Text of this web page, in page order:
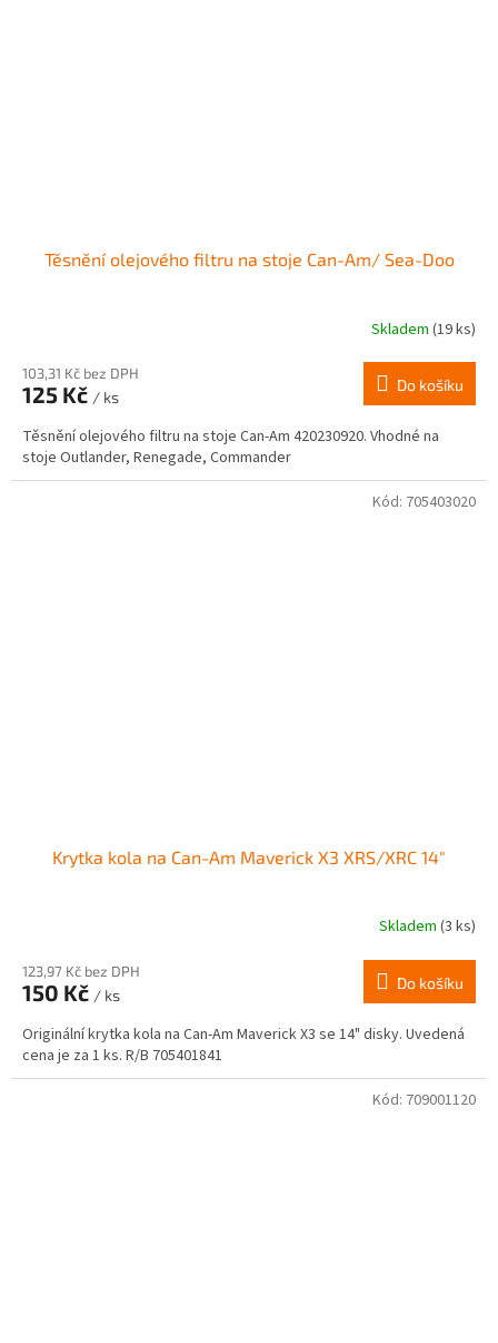
Těsnění olejového filtru na stoje Can-Am/ Sea-Doo
Skladem (19 ks)
103,31 Kč bez DPH
125 Kč / ks
Do košíku
Těsnění olejového filtru na stoje Can-Am 420230920. Vhodné na
stoje Outlander, Renegade, Commander
Krytka kola na Can-Am Maverick X3 XRS/XRC 14"
Skladem (3 ks)
123,97 Kč bez DPH
150 Kč / ks
Do košíku
Originální krytka kola na Can-Am Maverick X3 se 14" disky. Uvedená
cena je za 1 ks. R/B 705401841
Kód: 705403020
Kód: 709001120